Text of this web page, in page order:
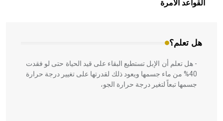
القواعد الآمرة
هل تعلم؟
المعمار على بناء مداميكه وخاصة في الواجهات
- هل تعلم أن الإبل تستطيع البقاء على قيد الحياة حتى لو فقدت
40% من ماء جسمها ويعود ذلك لقدرتها على تغيير درجة حرارة
جسمها تبعاً لتغير درجة حرارة الجو،